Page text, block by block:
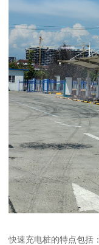
快速充电桩的特点包括：